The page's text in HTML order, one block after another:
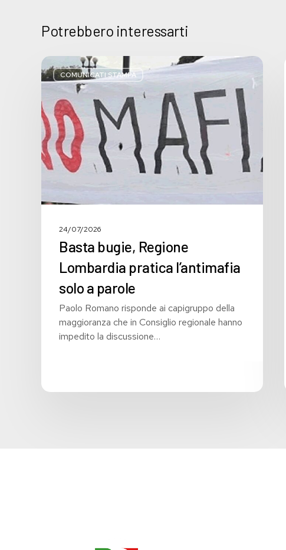
Potrebbero interessarti
COMUNICATI STAMPA
Basta
bugie,
Regione
Lombardia
pratica
l’antimafia
solo
a
parole
24/07/2026
Basta bugie, Regione
Lombardia pratica l’antimafia
solo a parole
Paolo Romano risponde ai capigruppo della
maggioranza che in Consiglio regionale hanno
impedito la discussione…